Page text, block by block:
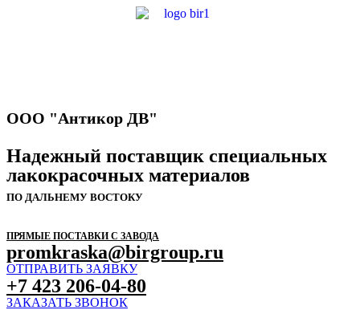
ООО "Антикор ДВ"
Надежный поставщик специальных
лакокрасочных материалов
ПО ДАЛЬНЕМУ ВОСТОКУ
ПРЯМЫЕ ПОСТАВКИ С ЗАВОДА
promkraska@birgroup.ru
ОТПРАВИТЬ ЗАЯВКУ
+7 423 206-04-80
ЗАКАЗАТЬ ЗВОНОК